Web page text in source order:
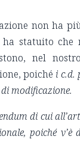
non ha
ha statuito
nel
poiché i c.d.
modificazione.
di cui
poiché